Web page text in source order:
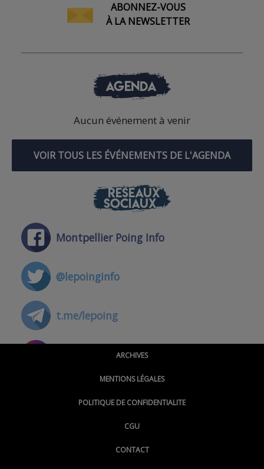
ABONNEZ-VOUS
À LA NEWSLETTER
AGENDA
Aucun événement à venir
VOIR TOUS LES ÉVÉNEMENTS DE L'AGENDA
RÉSEAUX
SOCIAUX
Montpellier Poing Info
@lepoinginfo
t.me/lepoing
@montpellierpoinginfo
@LePoingMontpellier
ARCHIVES
MENTIONS LÉGALES
POLITIQUE DE CONFIDENTIALITE
CGU
CONTACT